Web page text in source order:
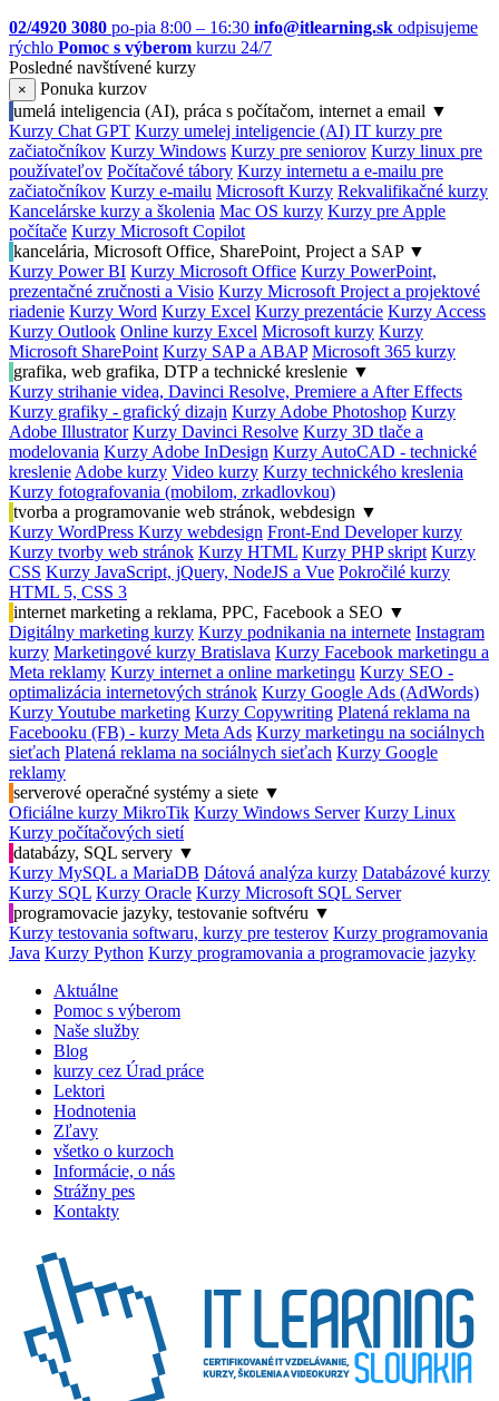
02/4920 3080 po-pia 8:00 – 16:30 info@itlearning.sk odpisujeme
rýchlo Pomoc s výberom kurzu 24/7
Posledné navštívené kurzy
×
Ponuka kurzov
umelá inteligencia (AI), práca s počítačom, internet a email ▼
Kurzy Chat GPT Kurzy umelej inteligencie (AI) IT kurzy pre
začiatočníkov Kurzy Windows Kurzy pre seniorov Kurzy linux pre
používateľov Počítačové tábory Kurzy internetu a e-mailu pre
začiatočníkov Kurzy e-mailu Microsoft Kurzy Rekvalifikačné kurzy
Kancelárske kurzy a školenia Mac OS kurzy Kurzy pre Apple
počítače Kurzy Microsoft Copilot
kancelária, Microsoft Office, SharePoint, Project a SAP ▼
Kurzy Power BI Kurzy Microsoft Office Kurzy PowerPoint,
prezentačné zručnosti a Visio Kurzy Microsoft Project a projektové
riadenie Kurzy Word Kurzy Excel Kurzy prezentácie Kurzy Access
Kurzy Outlook Online kurzy Excel Microsoft kurzy Kurzy
Microsoft SharePoint Kurzy SAP a ABAP Microsoft 365 kurzy
grafika, web grafika, DTP a technické kreslenie ▼
Kurzy strihanie videa, Davinci Resolve, Premiere a After Effects
Kurzy grafiky - grafický dizajn Kurzy Adobe Photoshop Kurzy
Adobe Illustrator Kurzy Davinci Resolve Kurzy 3D tlače a
modelovania Kurzy Adobe InDesign Kurzy AutoCAD - technické
kreslenie Adobe kurzy Video kurzy Kurzy technického kreslenia
Kurzy fotografovania (mobilom, zrkadlovkou)
tvorba a programovanie web stránok, webdesign ▼
Kurzy WordPress Kurzy webdesign Front-End Developer kurzy
Kurzy tvorby web stránok Kurzy HTML Kurzy PHP skript Kurzy
CSS Kurzy JavaScript, jQuery, NodeJS a Vue Pokročilé kurzy
HTML 5, CSS 3
internet marketing a reklama, PPC, Facebook a SEO ▼
Digitálny marketing kurzy Kurzy podnikania na internete Instagram
kurzy Marketingové kurzy Bratislava Kurzy Facebook marketingu a
Meta reklamy Kurzy internet a online marketingu Kurzy SEO -
optimalizácia internetových stránok Kurzy Google Ads (AdWords)
Kurzy Youtube marketing Kurzy Copywriting Platená reklama na
Facebooku (FB) - kurzy Meta Ads Kurzy marketingu na sociálnych
sieťach Platená reklama na sociálnych sieťach Kurzy Google
reklamy
serverové operačné systémy a siete ▼
Oficiálne kurzy MikroTik Kurzy Windows Server Kurzy Linux
Kurzy počítačových sietí
databázy, SQL servery ▼
Kurzy MySQL a MariaDB Dátová analýza kurzy Databázové kurzy
Kurzy SQL Kurzy Oracle Kurzy Microsoft SQL Server
programovacie jazyky, testovanie softvéru ▼
Kurzy testovania softwaru, kurzy pre testerov Kurzy programovania
Java Kurzy Python Kurzy programovania a programovacie jazyky
Aktuálne
Pomoc s výberom
Naše služby
Blog
kurzy cez Úrad práce
Lektori
Hodnotenia
Zľavy
všetko o kurzoch
Informácie, o nás
Strážny pes
Kontakty